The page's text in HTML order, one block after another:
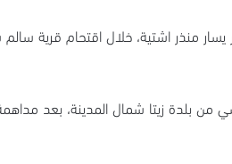
منذر اشتية، خلال اقتحام قرية
بلدة زيتا شمال المدينة، بعد